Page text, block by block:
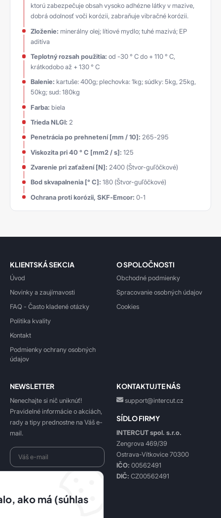
ktorú zabezpečuje obsah vysoko adhézne látky v mazive,
dobrá odolnosť voči korózii, zabraňuje vibračné korózii.
Zloženie: minerálny olej; lítiové mydlo; tuhé mazivá; EP
aditíva
Teplotný rozsah použitia: od -30 ° C do + 110 ° C,
krátkodobo až + 130 ° C
Balenie: kartuše: 400g; plechovka: 1kg; súdky: 5kg, 25kg,
50kg; sud: 180kg
Farba: biela
Trieda NLGI: 2
Penetrácia po prehnetení [mm / 10]: 265-295
Viskozita pri 40 ° C [mm2 / s]: 125
Zvarenie pri zaťažení [N]: 2400 (Štvor-guľôčkové)
Bod skvapalnenia [° C]: 180 (Štvor-guľôčkové)
Ochrana proti korózii, SKF-Emcor: 0-1
KLIENTSKÁ SEKCIA
Úvod
Novinky a zaujímavosti
FAQ - Často kladené otázky
Politika kvality
Kontakt
Podmienky ochrany osobných
údajov
O SPOLOČNOSTI
Obchodné podmienky
Spracovanie osobných údajov
Cookies
NEWSLETTER
Nenechajte si nič uniknúť!
Pravidelné informácie o akciách,
rady a tipy prednostne na Váš e-
mail.
Prihlásiť sa k odberu
KONTAKTUJTE NÁS
support@intercut.cz
SÍDLO FIRMY
INTERCUT spol. s.r.o.
Zengrova 469/39
Ostrava-Vítkovice 70300
IČO: 00562491
DIČ: CZ00562491
ako má (súhlas